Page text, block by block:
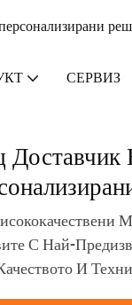
СЕРВИЗ
С Най-
И